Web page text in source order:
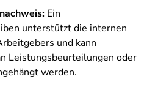
Ein
unterstützt die internen
und kann
Leistungsbeurteilungen oder
werden.